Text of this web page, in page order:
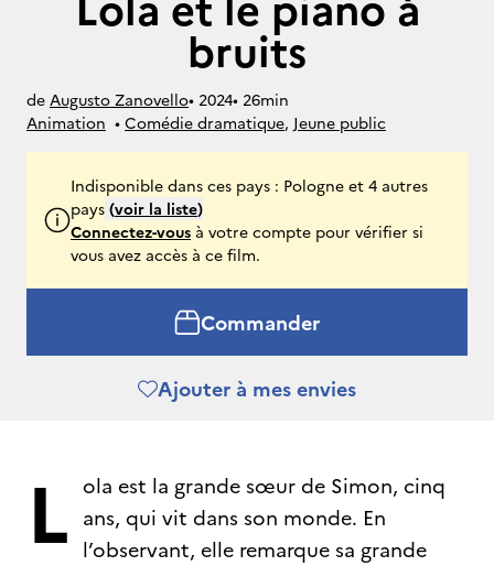
bruits
de Augusto Zanovello• 2024• 26min
Animation • Comédie dramatique, Jeune public
Indisponible dans ces pays : Pologne et 4 autres
pays (voir la liste)
Connectez-vous à votre compte pour vérifier si
vous avez accès à ce film.
Commander
Ajouter à mes envies
L ola est la grande sœur de Simon, cinq
ans, qui vit dans son monde. En
l’observant, elle remarque sa grande